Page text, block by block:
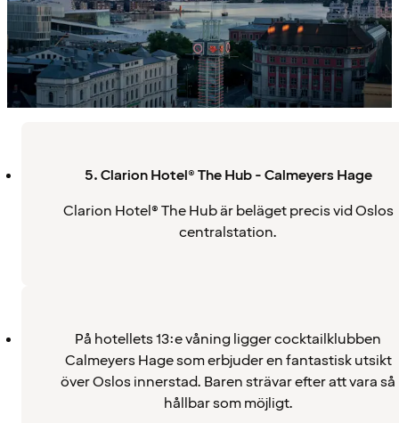
5. Clarion Hotel® The Hub - Calmeyers Hage
Clarion Hotel® The Hub är beläget precis vid Oslos
centralstation.
På hotellets 13:e våning ligger cocktailklubben
Calmeyers Hage som erbjuder en fantastisk utsikt
över Oslos innerstad. Baren strävar efter att vara så
hållbar som möjligt.